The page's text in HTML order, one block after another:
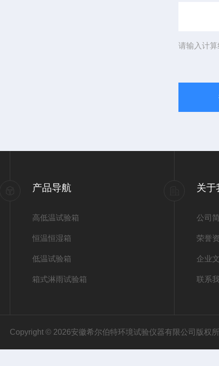
请输入计
产品导航
高低温试验箱
恒温恒湿箱
低温试验箱
箱式淋雨试验箱
关于
公司
荣誉
企业
联系
Copyright © 2026安徽希尔伯特环境试验仪器有限公司版